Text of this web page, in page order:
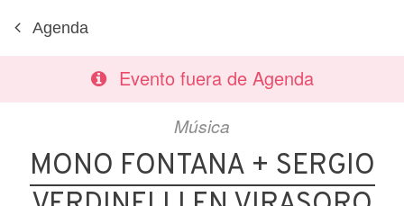
Agenda
Evento fuera de Agenda
Música
MONO FONTANA + SERGIO